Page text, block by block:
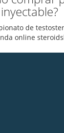
de
online